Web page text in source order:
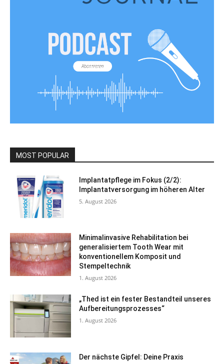
MOST POPULAR
Implantatpflege im Fokus (2/2):
Implantatversorgung im höheren Alter
5. August 2026
Minimalinvasive Rehabilitation bei
generalisiertem Tooth Wear mit
konventionellem Komposit und
Stempeltechnik
1. August 2026
„Thed ist ein fester Bestandteil unseres
Aufbereitungsprozesses“
1. August 2026
Der nächste Gipfel: Deine Praxis